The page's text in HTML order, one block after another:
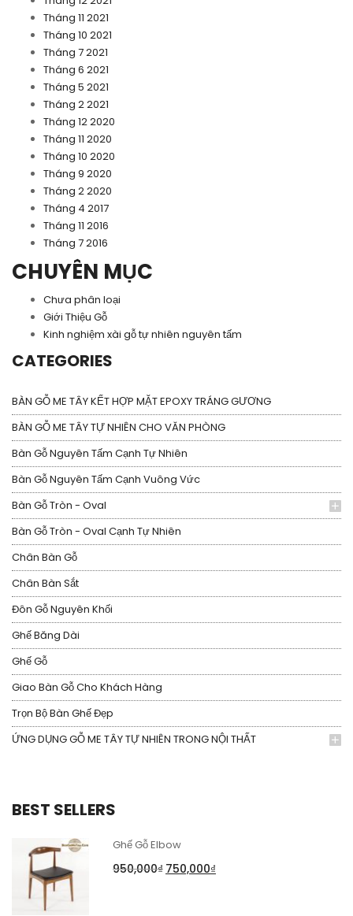
Tháng 11 2021
Tháng 10 2021
Tháng 7 2021
Tháng 6 2021
Tháng 5 2021
Tháng 2 2021
Tháng 12 2020
Tháng 11 2020
Tháng 10 2020
Tháng 9 2020
Tháng 2 2020
Tháng 4 2017
Tháng 11 2016
Tháng 7 2016
CHUYÊN MỤC
Chưa phân loại
Giới Thiệu Gỗ
Kinh nghiệm xài gỗ tự nhiên nguyên tấm
CATEGORIES
BÀN GỖ ME TÂY KẾT HỢP MẶT EPOXY TRÁNG GƯƠNG
BÀN GỖ ME TÂY TỰ NHIÊN CHO VĂN PHÒNG
Bàn Gỗ Nguyên Tấm Cạnh Tự Nhiên
Bàn Gỗ Nguyên Tấm Cạnh Vuông Vức
Bàn Gỗ Tròn - Oval
Bàn Gỗ Tròn - Oval Cạnh Tự Nhiên
Chân Bàn Gỗ
Chân Bàn Sắt
Đôn Gỗ Nguyên Khối
Ghế Băng Dài
Ghế Gỗ
Giao Bàn Gỗ Cho Khách Hàng
Trọn Bộ Bàn Ghế Đẹp
ỨNG DỤNG GỖ ME TÂY TỰ NHIÊN TRONG NỘI THẤT
BEST SELLERS
Ghế Gỗ Elbow
950,000₫ 750,000₫